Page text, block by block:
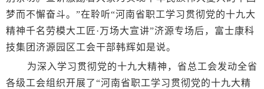
梦而不懈奋斗。”在聆听“河南省职工学习贯彻党的十九大
精神千名劳模大工匠·万场大宣讲”济源专场后，富士康科
技集团济源园区工会干部韩辉如是说。
为深入学习贯彻党的十九大精神，省总工会发动全省
各级工会组织开展了“河南省职工学习贯彻党的十九大精